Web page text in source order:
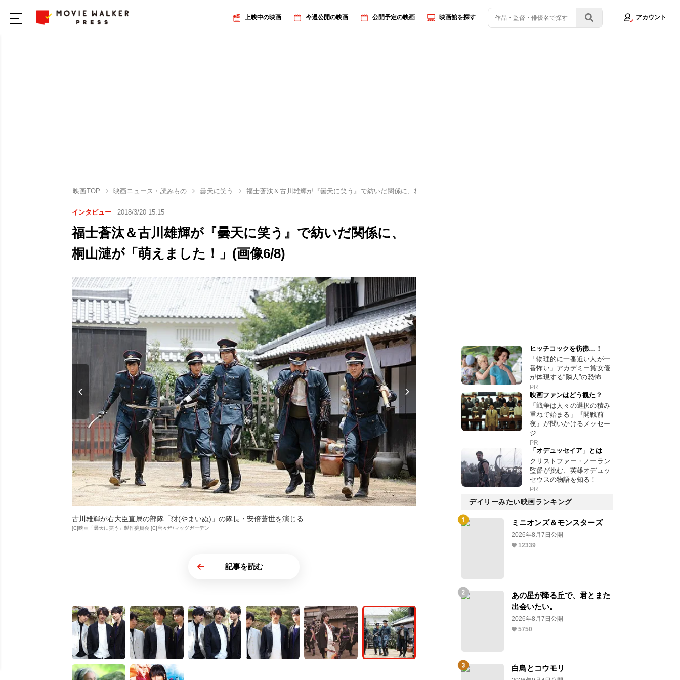
上映中の映画 今週公開の映画 公開予定の映画 映画館を探す アカウント
映画TOP 映画ニュース・読みもの 曇天に笑う 福士蒼汰＆古川雄輝が『曇天に笑う』で紡いだ関係に、桐山漣が「萌えました！」
インタビュー 2018/3/20 15:15
福士蒼汰＆古川雄輝が『曇天に笑う』で紡いだ関係に、
桐山漣が「萌えました！」(画像6/8)
古川雄輝が右大臣直属の部隊「犲(やまいぬ)」の隊長・安倍蒼世を演じる
[C]映画「曇天に笑う」製作委員会 [C]唐々煙/マッグガーデン
記事を読む
ヒッチコックを彷彿…！
「物理的に一番近い人が一
番怖い」アカデミー賞女優
が体現する“隣人”の恐怖
PR
映画ファンはどう観た？
「戦争は人々の選択の積み
重ねで始まる」『開戦前
夜』が問いかけるメッセー
ジ
PR
「オデュッセイア」とは
クリストファー・ノーラン
監督が挑む、英雄オデュッ
セウスの物語を知る！
PR
デイリーみたい映画ランキング
ミニオンズ＆モンスターズ
2026年8月7日公開
12339
あの星が降る丘で、君とまた
出会いたい。
2026年8月7日公開
5750
白鳥とコウモリ